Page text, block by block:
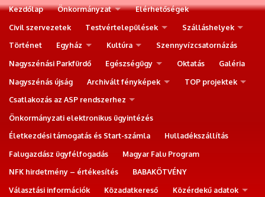
Kezdőlap Önkormányzat
Elérhetőségek
Civil szervezetek
Testvértelepülések
Szálláshelyek
Történet
Egyház Kultúra
Szennyvízcsatornázás
Nagyszénási Parkfürdő
Egészségügy Oktatás
Galéria
Nagyszénás újság
Archivált fényképek
TOP projektek
Csatlakozás az ASP rendszerhez
Önkormányzati elektronikus ügyintézés
Életkezdési támogatás és Start-számla
Hulladékszállítás
Falugazdász ügyfélfogadás
Magyar Falu Program
NFK hirdetmény – értékesítés
BABAKÖTVÉNY
Választási információk
Közadatkereső
Közérdekű adatok